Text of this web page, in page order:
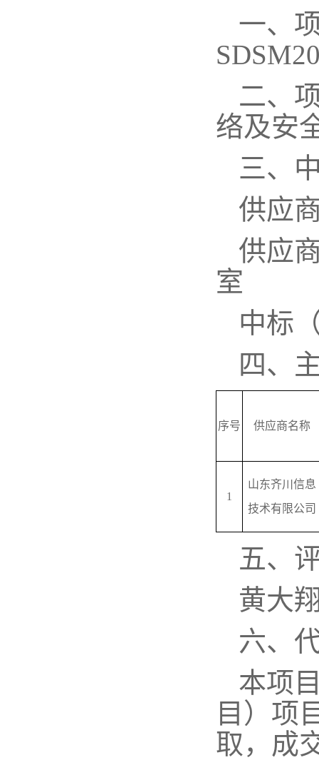
一、
二、
络及安
三、
供应
供应
室
中标
四、
序号 供应商名称
1
山东齐川信息
技术有限公司
五、
黄大
六、
本项
目）项
取，成